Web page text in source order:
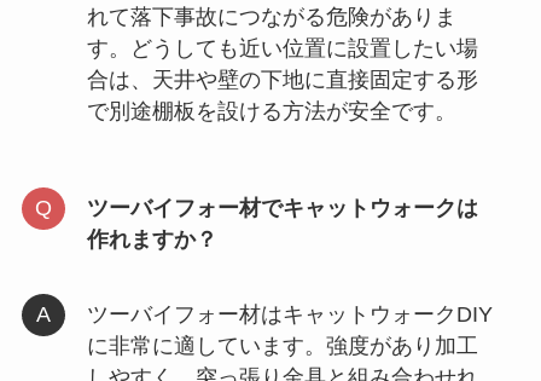
れて落下事故につながる危険がありま
す。どうしても近い位置に設置したい場
合は、天井や壁の下地に直接固定する形
で別途棚板を設ける方法が安全です。
ツーバイフォー材でキャットウォークは
作れますか？
ツーバイフォー材はキャットウォークDIY
に非常に適しています。強度があり加工